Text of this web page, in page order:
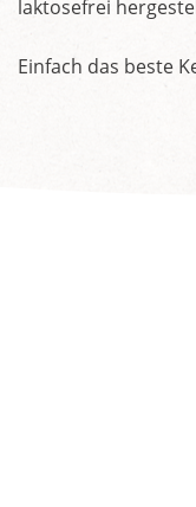
laktosefrei
Einfach das beste